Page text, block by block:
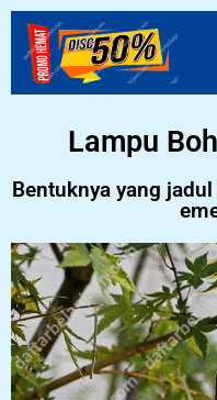
Lampu
Bentuknya yang